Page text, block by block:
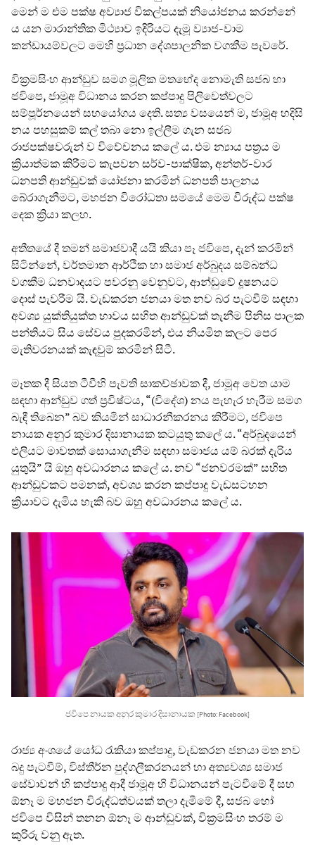
මෙන් ම එම පක්ෂ අව්‍යාජ විකල්පයක් නියෝජනය කරන්නේ
ය යන මාරාන්තික මිථ්‍යාව ඉදිරියට දැමූ ව්‍යාජ-වාම
කන්ඩායම්වලට මෙහි ප්‍රධාන දේශපාලනික වගකීම පැවරේ.
වික්‍රමසිංහ ආන්ඩුව සමග මූලික මතභේද නොමැති සජබ හා
ජවිපෙ, ජාමූඅ විධානය කරන කප්පාදු පිලිවෙත්වලට
සම්පූර්නයෙන් සහයෝගය දෙති. සත්‍ය වසයෙන් ම, ජාමූඅ හදිසි
නය පහසුකම් කල් තබා නො ඉල්ලීම ගැන සජබ
රාජපක්ෂවරුන් ව විවේචනය කලේ ය. එම න්‍යාය පත්‍රය ම
ක්‍රියාත්මක කිරීමට කැපවන සර්ව-පාක්ෂික, අන්තර්-වාර
ධනපති ආන්ඩුවක් යෝජනා කරමින් ධනපති පාලනය
බේරාගැනීමට, මහජන විරෝධතා සමයේ මෙම විරුද්ධ පක්ෂ
දෙක ක්‍රියා කලහ.
අතීතයේ දී තමන් සමාජවාදී යයි කියා පෑ ජවිපෙ, දැන් කරමින්
සිටින්නේ, වර්තමාන ආර්ථික හා සමාජ අර්බුදය සම්බන්ධ
වගකීම ධනවාදයට පවරනු වෙනුවට, ආන්ඩුවේ දූෂනයට
දොස් පැවරීම යි. වැඩකරන ජනයා මත නව බර පැටවීම් සඳහා
අවශ්‍ය යුක්තියුක්ත භාවය සහිත ආන්ඩුවක් තැනීම පිනිස පාලක
පන්තියට සිය සේවය පුදකරමින්, එය නියමිත කලට පෙර
මැතිවරනයක් කැඳවුම් කරමින් සිටී.
මෑතක දී සියත ටීවීහි පැවති සාකච්ඡාවක දී, ජාමූඅ වෙත යාම
සඳහා ආන්ඩුව ගත් ප්‍රවිෂ්ටය, “(විදේශ) නය පැහැර හැරීම සමග
බැඳී තිබෙන” බව කියමින් සාධාරනීකරනය කිරීමට, ජවිපෙ
නායක අනුර කුමාර දිසානායක කටයුතු කලේ ය. “අර්බුදයෙන්
එලියට මාවතක් සොයාගැනීම සඳහා සමාජය යම් බරක් දැරිය
යුතුයි” යි ඔහු අවධාරනය කලේ ය. නව “ජනවරමක්” සහිත
ආන්ඩුවකට පමනක්, අවශ්‍ය කරන කප්පාදු වැඩසටහන
ක්‍රියාවට දැමිය හැකි බව ඔහු අවධාරනය කලේ ය.
ජවිපෙ නායක අනුර කුමාර දිසානායක [Photo: Facebook]
රාජ්‍ය අංශයේ යෝධ රැකියා කප්පාදු, වැඩකරන ජනයා මත නව
බදු පැටවීම්, විස්තීර්න පුද්ගලීකරනයන් හා අත්‍යවශ්‍ය සමාජ
සේවාවන් හි කප්පාදු ආදී ජාමූඅ හි විධානයන් පැටවීමේ දී සහ
ඕනෑ ම මහජන විරුද්ධත්වයක් තලා දැමීමේ දී, සජබ හෝ
ජවිපෙ විසින් තනන ඕනෑ ම ආන්ඩුවක්, වික්‍රමසිංහ තරම් ම
කුරිරු වනු ඇත.